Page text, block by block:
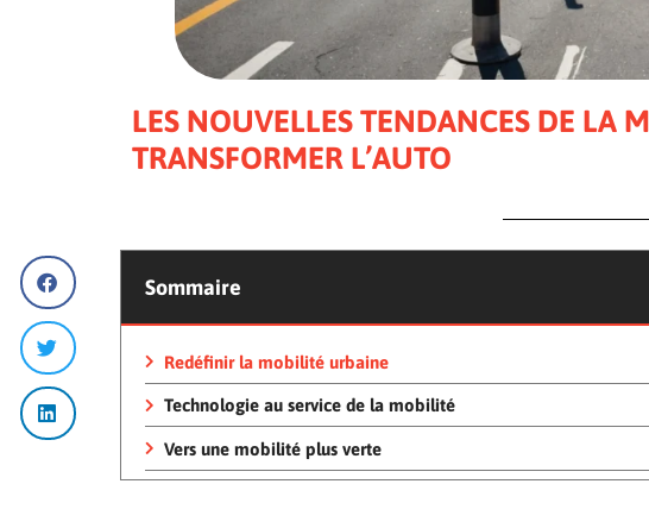
LES NOUVELLES TENDANCES DE LA
TRANSFORMER L’AUTO
Sommaire
Redéfinir la mobilité urbaine
Technologie au service de la mobilité
Vers une mobilité plus verte